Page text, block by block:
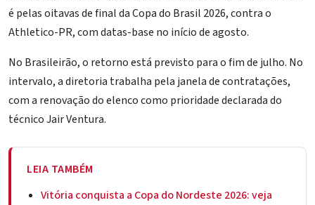
é pelasoitavas de final da Copa do Brasil 2026, contra o
Athletico-PR, com datas-base no início de agosto.
No Brasileirão, o retorno está previsto para o fim de julho. No
intervalo, a diretoria trabalha pela janela de contratações,
com a renovação do elenco como prioridade declarada do
técnico Jair Ventura.
LEIA TAMBÉM
Vitória conquista a Copa do Nordeste 2026: veja